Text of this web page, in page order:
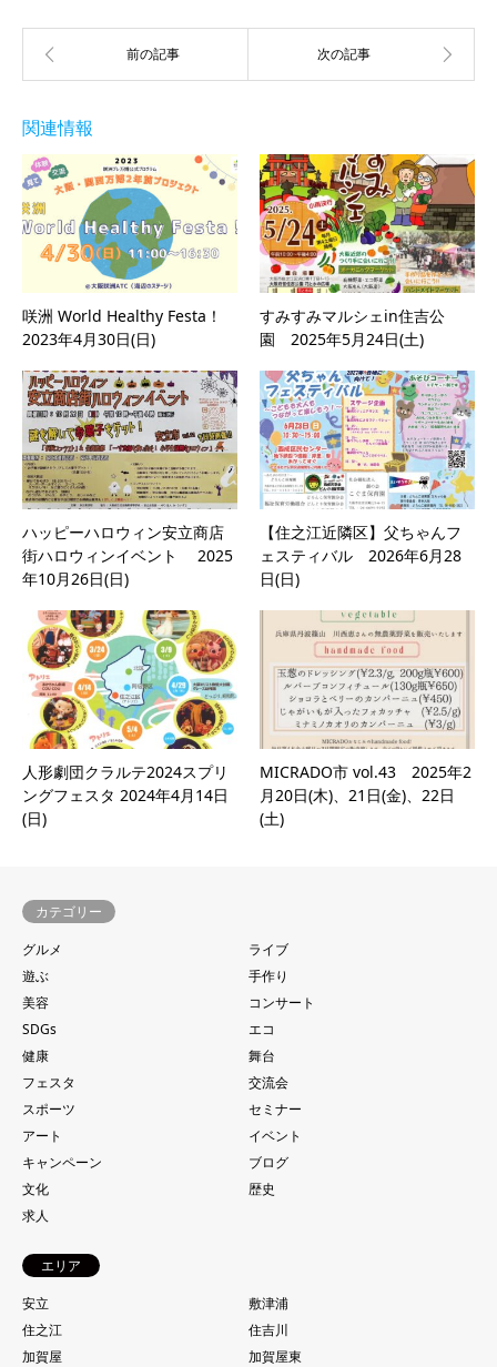
関連情報
咲洲 World Healthy Festa！
2023年4月30日(日)
すみすみマルシェin住吉公
園 2025年5月24日(土)
ハッピーハロウィン安立商店
街ハロウィンイベント 2025
年10月26日(日)
【住之江近隣区】父ちゃんフ
ェスティバル 2026年6月28
日(日)
人形劇団クラルテ2024スプリ
ングフェスタ 2024年4月14日
(日)
MICRADO市 vol.43 2025年2
月20日(木)、21日(金)、22日
(土)
カテゴリー
グルメ
ライブ
遊ぶ
手作り
美容
コンサート
SDGs
エコ
健康
舞台
フェスタ
交流会
スポーツ
セミナー
アート
イベント
キャンペーン
ブログ
文化
歴史
求人
エリア
安立
敷津浦
住之江
住吉川
加賀屋
加賀屋東